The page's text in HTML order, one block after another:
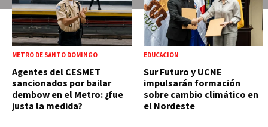
METRO DE SANTO DOMINGO
Agentes del CESMET
sancionados por bailar
dembow en el Metro: ¿fue
justa la medida?
EDUCACIÓN
Sur Futuro y UCNE
impulsarán formación
sobre cambio climático en
el Nordeste